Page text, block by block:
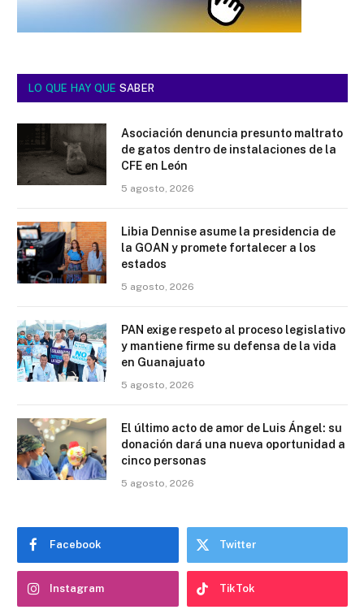
LO QUE HAY QUE SABER
Asociación denuncia presunto maltrato
de gatos dentro de instalaciones de la
CFE en León
5 agosto, 2026
Libia Dennise asume la presidencia de
la GOAN y promete fortalecer a los
estados
5 agosto, 2026
PAN exige respeto al proceso legislativo
y mantiene firme su defensa de la vida
en Guanajuato
5 agosto, 2026
El último acto de amor de Luis Ángel: su
donación dará una nueva oportunidad a
cinco personas
5 agosto, 2026
Facebook Twitter
Instagram TikTok